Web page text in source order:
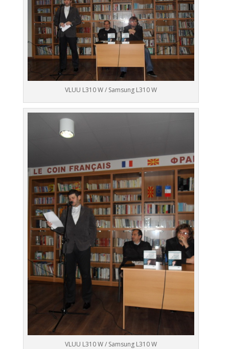
VLUU L310 W / Samsung L310 W
VLUU L310 W / Samsung L310 W